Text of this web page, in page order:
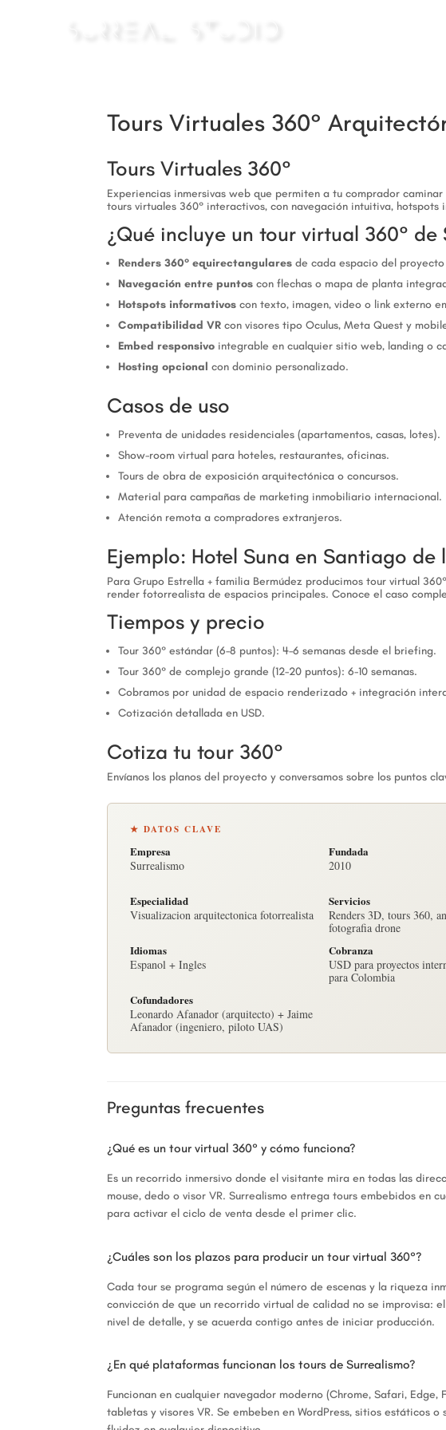
Tours Virtuales 360°
Tours Virtuales 360°
Experiencias inmersivas web que permiten a tu comprador
tours virtuales 360° interactivos, con navegación intuitiva,
¿Qué incluye un tour virtual 360° de
Renders 360° equirectangulares de cada espacio del
Navegación entre puntos con flechas o mapa de planta
Hotspots informativos con texto, imagen, video o link externo
Compatibilidad VR con visores tipo Oculus, Meta Quest y
Embed responsivo integrable en cualquier sitio web, landing o
Hosting opcional con dominio personalizado.
Casos de uso
Preventa de unidades residenciales (apartamentos, casas, lotes).
Show-room virtual para hoteles, restaurantes, oficinas.
Tours de obra de exposición arquitectónica o concursos.
Material para campañas de marketing inmobiliario internacional.
Atención remota a compradores extranjeros.
Ejemplo: Hotel Suna en Santiago de
Para Grupo Estrella + familia Bermúdez producimos tour virtual
render fotorrealista de espacios principales. Conoce el caso
Tiempos y precio
Tour 360° estándar (6-8 puntos): 4-6 semanas desde el briefing.
Tour 360° de complejo grande (12-20 puntos): 6-10 semanas.
Cobramos por unidad de espacio renderizado + integración
Cotización detallada en USD.
Cotiza tu tour 360°
Envíanos los planos del proyecto y conversamos sobre los puntos
★ DATOS CLAVE
Empresa
Surrealismo
Fundada
2010
Especialidad
Visualizacion arquitectonica fotorrealista
Servicios
Renders 3D, tours 360,
fotografia drone
Idiomas
Espanol + Ingles
Cobranza
USD para proyectos
para Colombia
Cofundadores
Leonardo Afanador (arquitecto) + Jaime
Afanador (ingeniero, piloto UAS)
Preguntas frecuentes
¿Qué es un tour virtual 360° y cómo funciona?
Es un recorrido inmersivo donde el visitante mira en todas las
mouse, dedo o visor VR. Surrealismo entrega tours embebidos en
para activar el ciclo de venta desde el primer clic.
¿Cuáles son los plazos para producir un tour virtual 360°?
Cada tour se programa según el número de escenas y la riqueza
convicción de que un recorrido virtual de calidad no se improvisa:
nivel de detalle, y se acuerda contigo antes de iniciar producción.
¿En qué plataformas funcionan los tours de Surrealismo?
Funcionan en cualquier navegador moderno (Chrome, Safari,
tabletas y visores VR. Se embeben en WordPress, sitios estáticos